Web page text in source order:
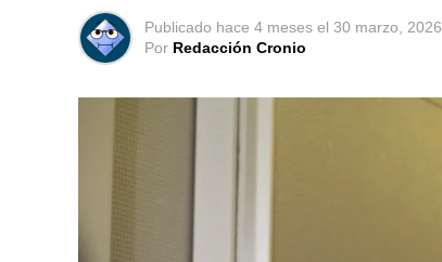
Publicado hace 4 meses el 30 marzo, 2026
Por Redacción Cronio